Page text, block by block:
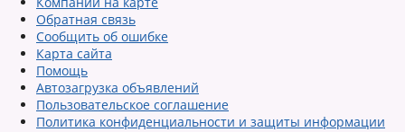
Обратная связь
Сообщить об ошибке
Карта сайта
Помощь
Автозагрузка объявлений
Пользовательское соглашение
Политика конфиденциальности и защиты информации